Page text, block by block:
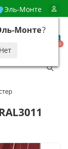
Эль-Монте
Монте?
0